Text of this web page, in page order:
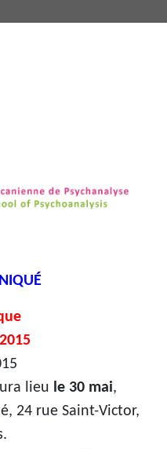
lieu le 30 mai,
24 rue Saint-Victor,